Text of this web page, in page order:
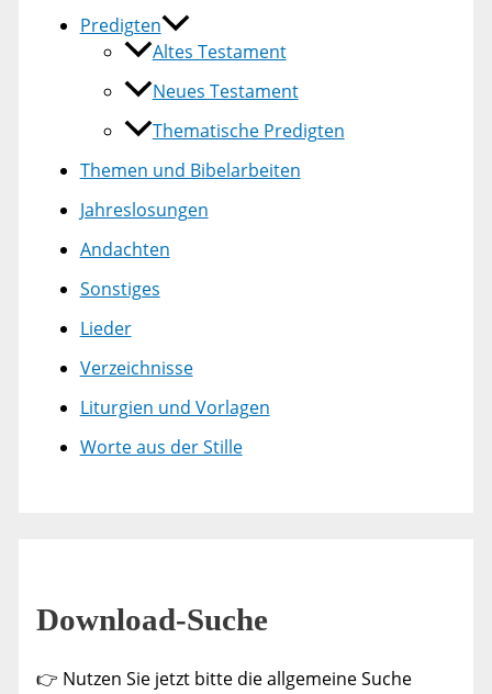
Predigten
Altes Testament
Neues Testament
Thematische Predigten
Themen und Bibelarbeiten
Jahreslosungen
Andachten
Sonstiges
Lieder
Verzeichnisse
Liturgien und Vorlagen
Worte aus der Stille
Download-Suche
👉 Nutzen Sie jetzt bitte die allgemeine Suche